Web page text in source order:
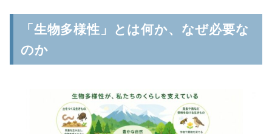
「生物多様性」とは何か、なぜ必要な
のか